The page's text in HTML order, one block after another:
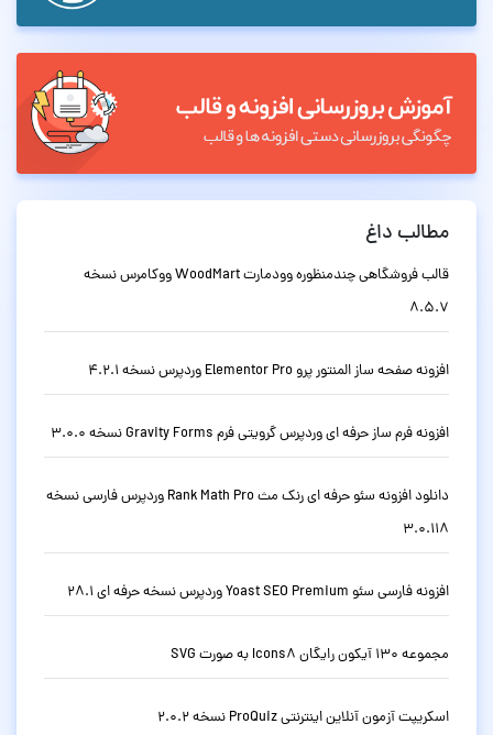
مطالب داغ
قالب فروشگاهی چندمنظوره وودمارت WoodMart ووکامرس نسخه
8.5.7
افزونه صفحه ساز المنتور پرو Elementor Pro وردپرس نسخه 4.2.1
افزونه فرم ساز حرفه ای وردپرس گرویتی فرم Gravity Forms نسخه 3.0.0
دانلود افزونه سئو حرفه ای رنک مث Rank Math Pro وردپرس فارسی نسخه
3.0.118
افزونه فارسی سئو Yoast SEO Premium وردپرس نسخه حرفه ای 28.1
مجموعه 130 آیکون رایگان Icons8 به صورت SVG
اسکریپت آزمون آنلاین اینترنتی ProQuiz نسخه 2.0.2